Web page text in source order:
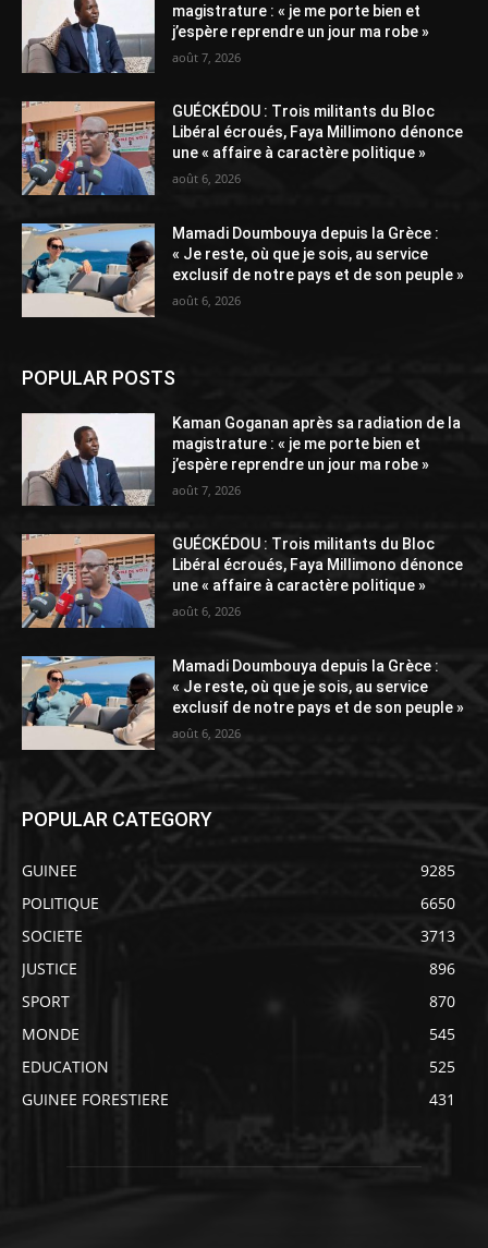
magistrature : « je me porte bien et
j’espère reprendre un jour ma robe »
août 7, 2026
GUÉCKÉDOU : Trois militants du Bloc
Libéral écroués, Faya Millimono dénonce
une « affaire à caractère politique »
août 6, 2026
Mamadi Doumbouya depuis la Grèce :
« Je reste, où que je sois, au service
exclusif de notre pays et de son peuple »
août 6, 2026
POPULAR POSTS
Kaman Goganan après sa radiation de la
magistrature : « je me porte bien et
j’espère reprendre un jour ma robe »
août 7, 2026
GUÉCKÉDOU : Trois militants du Bloc
Libéral écroués, Faya Millimono dénonce
une « affaire à caractère politique »
août 6, 2026
Mamadi Doumbouya depuis la Grèce :
« Je reste, où que je sois, au service
exclusif de notre pays et de son peuple »
août 6, 2026
POPULAR CATEGORY
GUINEE
9285
POLITIQUE
6650
SOCIETE
3713
JUSTICE
896
SPORT
870
MONDE
545
EDUCATION
525
GUINEE FORESTIERE
431